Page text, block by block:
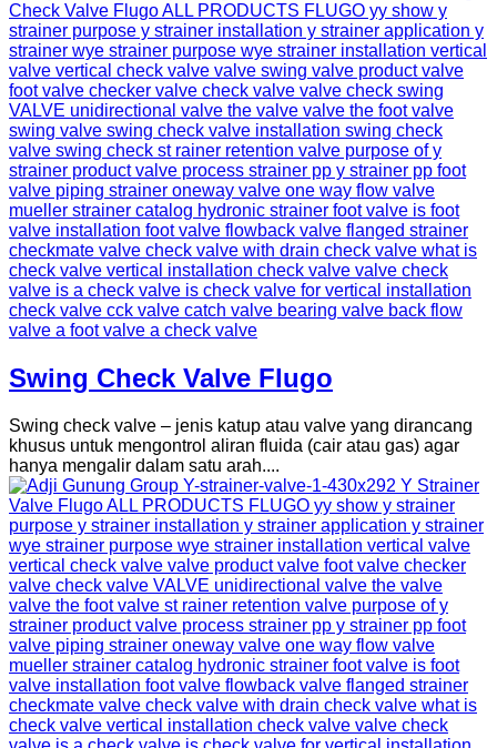
Swing Check Valve Flugo
Swing check valve – jenis katup atau valve yang dirancang
khusus untuk mengontrol aliran fluida (cair atau gas) agar
hanya mengalir dalam satu arah....